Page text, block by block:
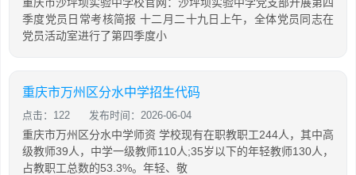
季度党员日常考核简报 十二月二十九日上午，全体党员同志在
党员活动室进行了第四季度小
重庆市万州区分水中学招生代码
点击：122 发布时间：2026-06-04
重庆市万州区分水中学师资 学校现有在职教职工244人，其中高
级教师39人，中学一级教师110人;35岁以下的年轻教师130人，
占教职工总数的53.3%。年轻、敬